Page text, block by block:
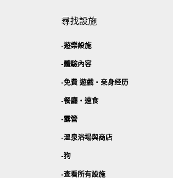
尋找設施
遊樂設施
體驗內容
免費 遊戲・ 亲身经历
餐廳・ 速食
露營
溫泉浴場與商店
狗
查看所有設施